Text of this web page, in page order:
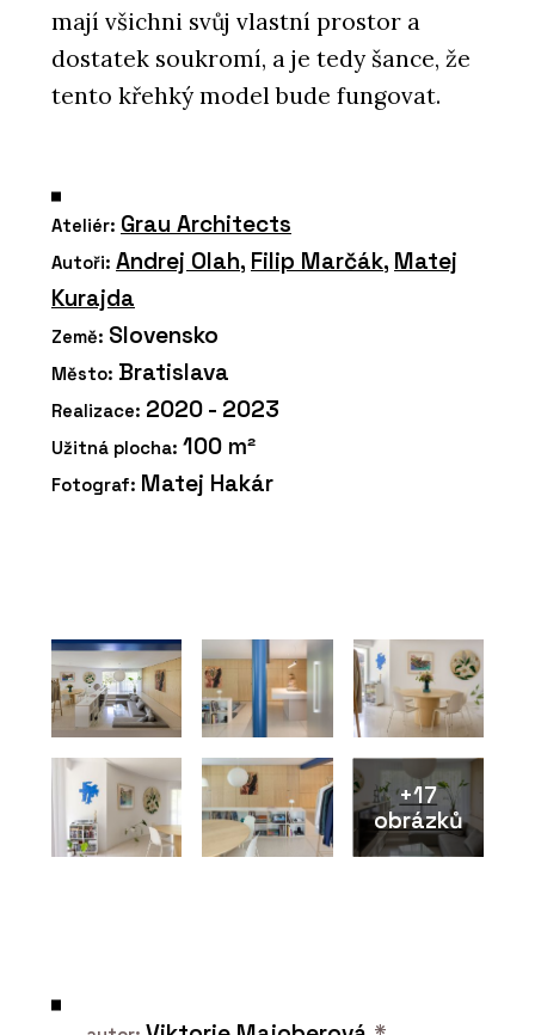
mají všichni svůj vlastní prostor a
dostatek soukromí, a je tedy šance, že
tento křehký model bude fungovat.
Ateliér: Grau Architects
Autoři: Andrej Olah, Filip Marčák, Matej
Kurajda
Země: Slovensko
Město: Bratislava
Realizace: 2020 - 2023
Užitná plocha: 100 m²
Fotograf: Matej Hakár
+17
obrázků